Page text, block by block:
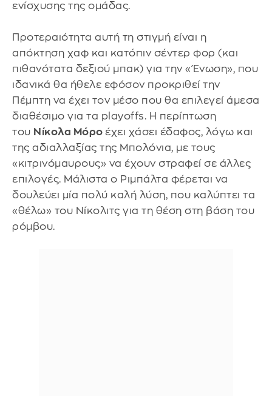
ενίσχυσης της ομάδας.
Προτεραιότητα αυτή τη στιγμή είναι η
απόκτηση χαφ και κατόπιν σέντερ φορ (και
πιθανότατα δεξιού μπακ) για την «Ένωση», που
ιδανικά θα ήθελε εφόσον προκριθεί την
Πέμπτη να έχει τον μέσο που θα επιλεγεί άμεσα
διαθέσιμο για τα playoffs. Η περίπτωση
του Νίκολα Μόρο έχει χάσει έδαφος, λόγω και
της αδιαλλαξίας της Μπολόνια, με τους
«κιτρινόμαυρους» να έχουν στραφεί σε άλλες
επιλογές. Μάλιστα ο Ριμπάλτα φέρεται να
δουλεύει μία πολύ καλή λύση, που καλύπτει τα
«θέλω» του Νίκολιτς για τη θέση στη βάση του
ρόμβου.